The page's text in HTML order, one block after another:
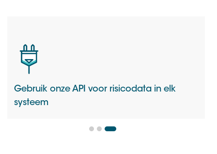
Gebruik onze API voor risicodata in elk
systeem